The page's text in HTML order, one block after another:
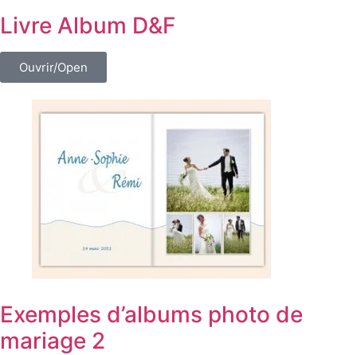
Livre Album D&F
Ouvrir/Open
Exemples d’albums photo de
mariage 2